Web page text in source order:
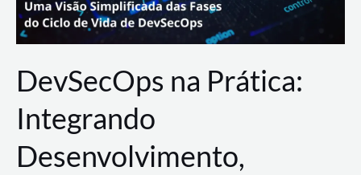
DevSecOps na Prática:
Integrando
Desenvolvimento,